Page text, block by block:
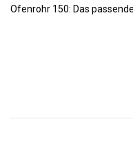
Ofenrohr 150: Das